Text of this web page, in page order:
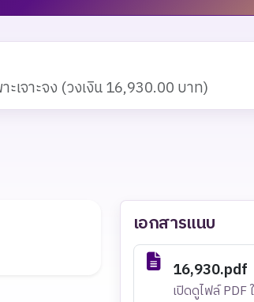
เจาะจง (วงเงิน 16,930.00 บาท)
เอกสารแนบ
16,930.pdf
เปิดดูไฟล์ PDF